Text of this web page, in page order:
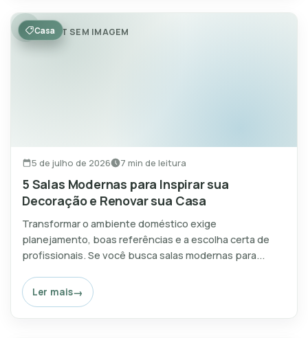
POST SEM IMAGEM
Casa
5 de julho de 2026 7 min de leitura
5 Salas Modernas para Inspirar sua
Decoração e Renovar sua Casa
Transformar o ambiente doméstico exige
planejamento, boas referências e a escolha certa de
profissionais. Se você busca salas modernas para...
Ler mais